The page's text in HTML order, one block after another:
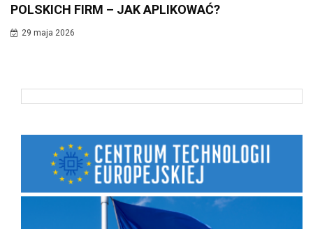
POLSKICH FIRM – JAK APLIKOWAĆ?
29 maja 2026